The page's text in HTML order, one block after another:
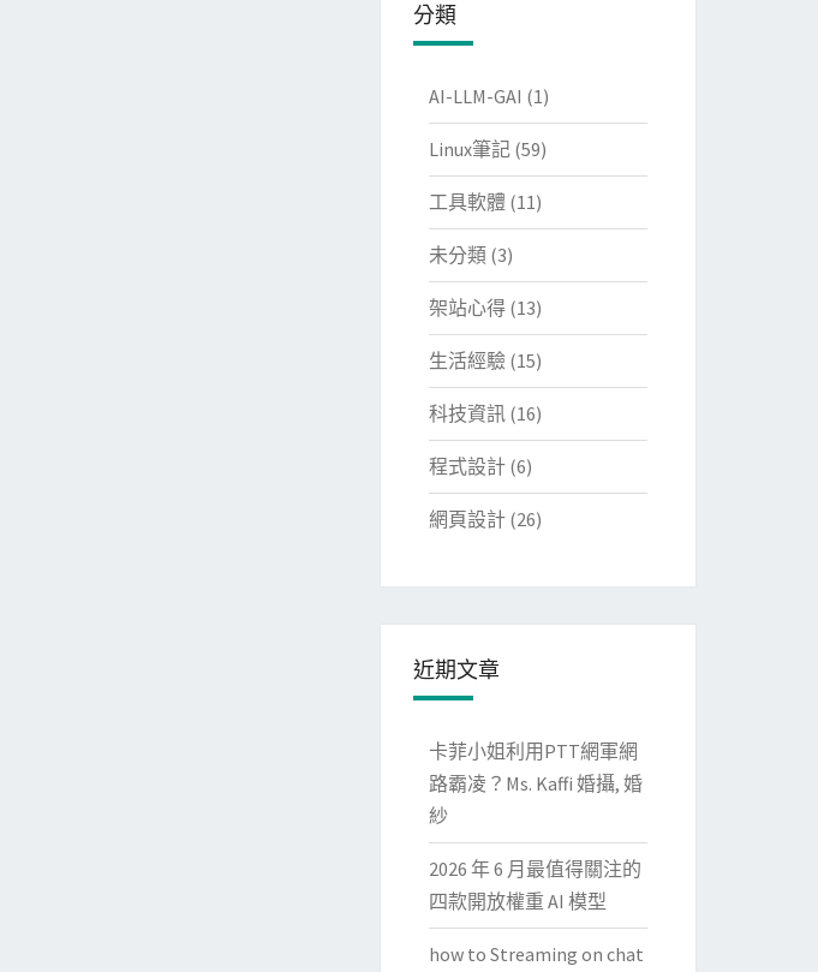
分類
AI-LLM-GAI (1)
Linux筆記(59)
工具軟體 (11)
未分類(3)
架站心得(13)
生活經驗(15)
科技資訊(16)
程式設計(6)
網頁設計(26)
近期文章
卡菲小姐利用PTT網軍網
路霸凌？Ms. Kaffi 婚攝, 婚
紗
2026 年 6 月最值得關注的
四款開放權重 AI 模型
how to Streaming on chat